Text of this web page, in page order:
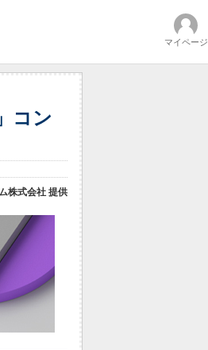
マイページ
コン
株式会社 提供